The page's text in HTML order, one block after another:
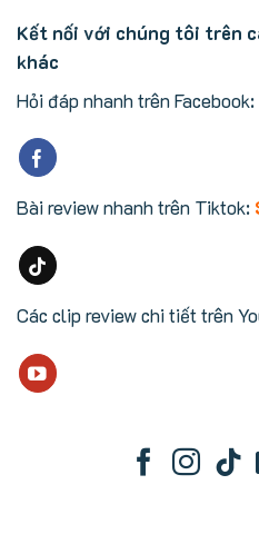
Kết nối với chúng tôi trên
khác
Hỏi đáp nhanh trên Facebook:
Bài review nhanh trên Tiktok:
Các clip review chi tiết trên